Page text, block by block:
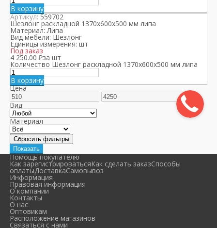
В корзину
Артикул:559702
Шезлонг раскладной 1370х600х500 мм липа
Материал: Липа
Вид мебели: Шезлонг
Единицы измерения: шт
Под заказ
4 250.00 ₽за шт
Количество Шезлонг раскладной 1370х600х500 мм липа
В корзину
Цена
Вид
Материал
Помощь покупателю
Как зарегистрироватьсяКак сделать заказСпособы
оплатыДоставкаСамовывоз
Информация
Правовая информация
О компании
Контакты
О нас
Оптовикам
Расположение магазинов
Связаться с нами